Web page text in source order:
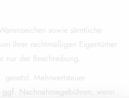
sowie sämtliche
Ihrer rechtmäßigen Eigentümer
nur der Beschreibung.
gesetzl. Mehrwertsteuer
ggf. Nachnahmegebühren, wenn